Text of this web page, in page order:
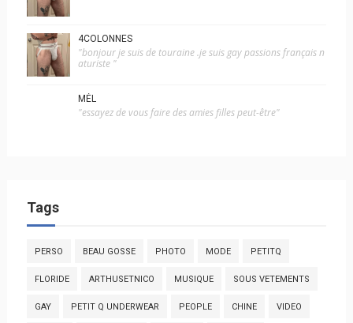
4COLONNES
"bonjour je suis de touraine .je suis gay passions français n
aturiste "
MÉL
"essayez de vous faire des amies filles peut-être"
Tags
PERSO BEAU GOSSE PHOTO MODE PETITQ
FLORIDE ARTHUSETNICO MUSIQUE SOUS VETEMENTS
GAY PETIT Q UNDERWEAR PEOPLE CHINE VIDEO